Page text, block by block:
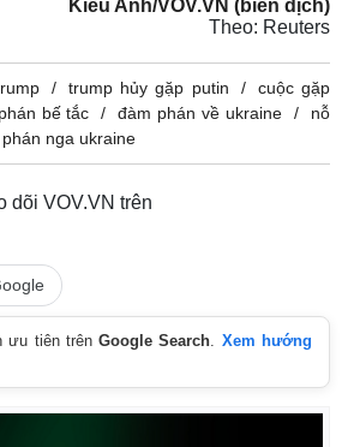
Kiều Anh/VOV.VN (biên dịch)
Theo: Reuters
trump hủy gặp putin
cuộc gặp
bế tắc đàm phán về ukraine
nỗ
nga ukraine
dõi VOV.VN trên
ưu tiên trênGoogle Search
Xem hướng